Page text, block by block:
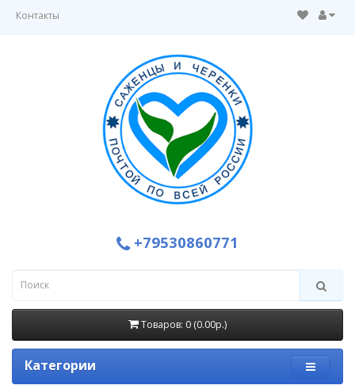
Контакты
+79530860771
Товаров: 0 (0.00р.)
Категории